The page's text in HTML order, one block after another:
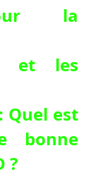
la
et les
Quel est
bonne
?